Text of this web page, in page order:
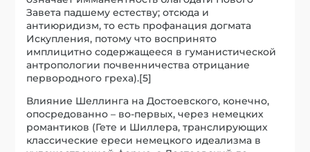
Завета падшему естеству; отсюда и
антиюридизм, то есть профанация догмата
Искупления, потому что воспринято
имплицитно содержащееся в гуманистической
антропологии почвенничества отрицание
первородного греха).[5]
Влияние Шеллинга на Достоевского, конечно,
опосредованно – во-первых, через немецких
романтиков (Гете и Шиллера, транслирующих
классические ереси немецкого идеализма в